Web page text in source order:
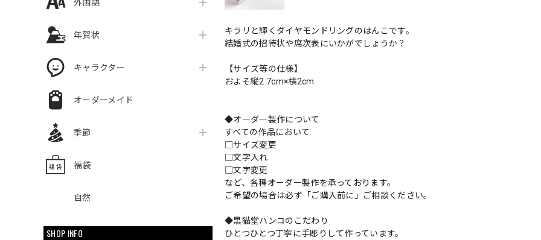
外国語
年賀状
キャラクター
オーダーメイド
季節
福袋
自然
SHOP INFO
キラリと輝くダイヤモンドリングのはんこです。
結婚式の招待状や席次表にいかがでしょうか？
【サイズ等の仕様】
およそ縦2.7cm×横2cm
◆オーダー製作について
すべての作品において
□サイズ変更
□文字入れ
□文字変更
など、各種オーダー製作を承っております。
ご希望の場合は必ず「ご購入前に」ご相談ください。
◆黒猫堂ハンコのこだわり
ひとつひとつ丁寧に手彫りして作っています。